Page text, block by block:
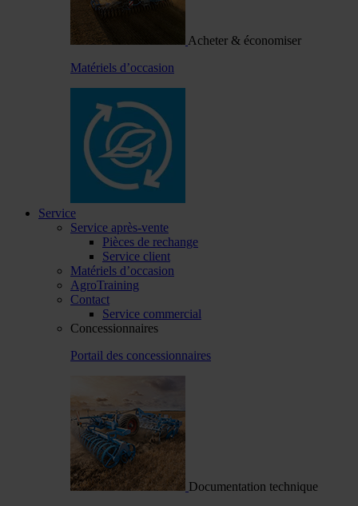
Acheter & économiser
Matériels d’occasion
Service
Service après-vente
Pièces de rechange
Service client
Matériels d’occasion
AgroTraining
Contact
Service commercial
Concessionnaires
Portail des concessionnaires
Documentation technique